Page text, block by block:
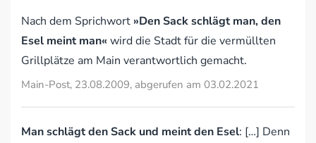
Nach dem Sprichwort»Den Sack schlägt man, den
Esel meint man« wird die Stadt für die vermüllten
Grillplätze am Main verantwortlich gemacht.
Main-Post, 23.08.2009, abgerufen am 03.02.2021
Man schlägt den Sack und meint den Esel: […] Denn